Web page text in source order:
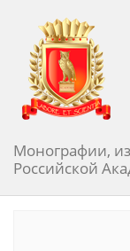
Монографии,
Российской